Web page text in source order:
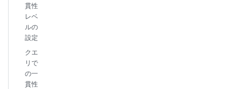
貫性
レベ
ルの
設定
クエ
リで
の一
貫性